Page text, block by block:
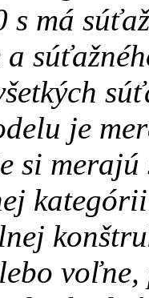
s má
a
je
si